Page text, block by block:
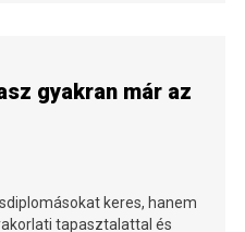
gyakran már az
keres, hanem
tapasztalattal és